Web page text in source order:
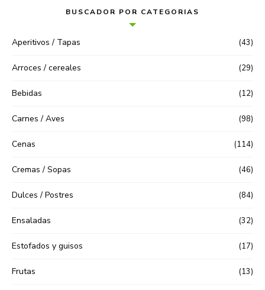
BUSCADOR POR CATEGORIAS
Aperitivos / Tapas (43)
Arroces / cereales (29)
Bebidas (12)
Carnes / Aves (98)
Cenas (114)
Cremas / Sopas (46)
Dulces / Postres (84)
Ensaladas (32)
Estofados y guisos (17)
Frutas (13)